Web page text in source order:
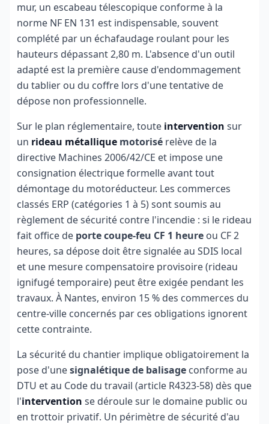
mur, un escabeau télescopique conforme à la
norme NF EN 131 est indispensable, souvent
complété par un échafaudage roulant pour les
hauteurs dépassant 2,80 m. L'absence d'un outil
adapté est la première cause d'endommagement
du tablier ou du coffre lors d'une tentative de
dépose non professionnelle.
Sur le plan réglementaire, toute intervention sur
un rideau métallique motorisé relève de la
directive Machines 2006/42/CE et impose une
consignation électrique formelle avant tout
démontage du motoréducteur. Les commerces
classés ERP (catégories 1 à 5) sont soumis au
règlement de sécurité contre l'incendie : si le rideau
fait office de porte coupe-feu CF 1 heure ou CF 2
heures, sa dépose doit être signalée au SDIS local
et une mesure compensatoire provisoire (rideau
ignifugé temporaire) peut être exigée pendant les
travaux. À Nantes, environ 15 % des commerces du
centre-ville concernés par ces obligations ignorent
cette contrainte.
La sécurité du chantier implique obligatoirement la
pose d'unesignalétique de balisage conforme au
DTU et au Code du travail (article R4323-58) dès que
l'intervention se déroule sur le domaine public ou
en trottoir privatif. Un périmètre de sécurité d'au